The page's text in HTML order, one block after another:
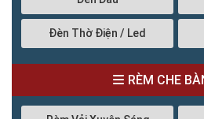
Đèn Thờ Điện / Led
RÈM CHE